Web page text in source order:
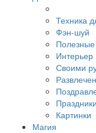
Техника
Фэн-шуй
Интерьер
Своими
Праздники
Картинки
Магия